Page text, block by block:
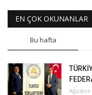
EN ÇOK OKUNANLAR
Bu hafta
Ağustos